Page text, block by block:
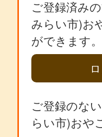
ご登録済み
みらい市)お
ができます。
ご登録のな
らい市)おや